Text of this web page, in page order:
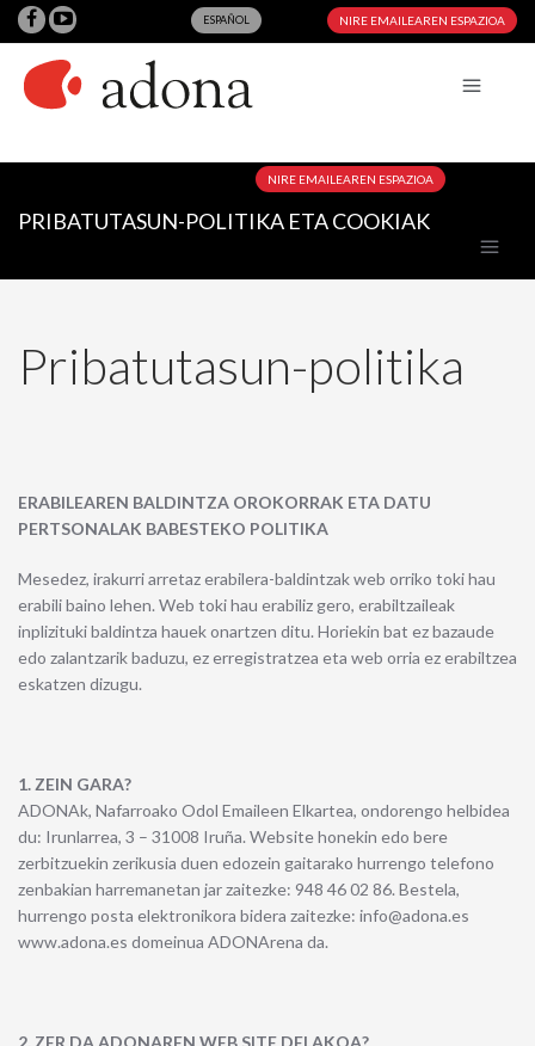
ESPAÑOL NIRE EMAILEAREN ESPAZIOA
NIRE EMAILEAREN ESPAZIOA
PRIBATUTASUN-POLITIKA ETA COOKIAK
Pribatutasun-politika
ERABILEAREN BALDINTZA OROKORRAK ETA DATU
PERTSONALAK BABESTEKO POLITIKA
Mesedez, irakurri arretaz erabilera-baldintzak web orriko toki hau
erabili baino lehen. Web toki hau erabiliz gero, erabiltzaileak
inplizituki baldintza hauek onartzen ditu. Horiekin bat ez bazaude
edo zalantzarik baduzu, ez erregistratzea eta web orria ez erabiltzea
eskatzen dizugu.
1. ZEIN GARA?
ADONAk, Nafarroako Odol Emaileen Elkartea, ondorengo helbidea
du: Irunlarrea, 3 – 31008 Iruña. Website honekin edo bere
zerbitzuekin zerikusia duen edozein gaitarako hurrengo telefono
zenbakian harremanetan jar zaitezke: 948 46 02 86. Bestela,
hurrengo posta elektronikora bidera zaitezke: info@adona.es
www.adona.es domeinua ADONArena da.
2. ZER DA ADONAREN WEB SITE DELAKOA?